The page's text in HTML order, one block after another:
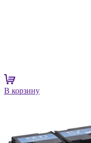
В корзину